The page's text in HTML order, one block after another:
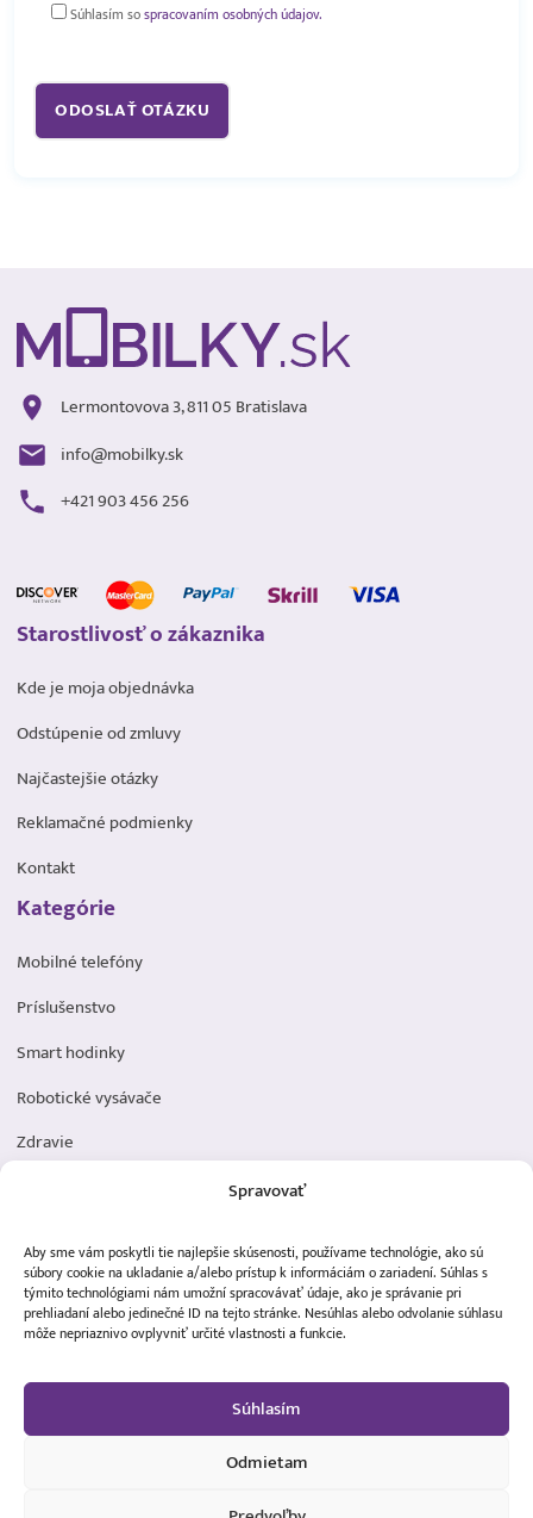
Spravovať
Aby sme vám poskytli tie najlepšie skúsenosti, používame technológie, ako sú
súbory cookie na ukladanie a/alebo prístup k informáciám o zariadení. Súhlas s
týmito technológiami nám umožní spracovávať údaje, ako je správanie pri
prehliadaní alebo jedinečné ID na tejto stránke. Nesúhlas alebo odvolanie súhlasu
môže nepriaznivo ovplyvniť určité vlastnosti a funkcie.
Súhlasím
Odmietam
Súhlasím sospracovaním osobných údajov.
Lermontovova 3, 811 05 Bratislava
info@mobilky.sk
+421 903 456 256
Starostlivosť o zákaznika
Kde je moja objednávka
Odstúpenie od zmluvy
Najčastejšie otázky
Reklamačné podmienky
Kontakt
Kategórie
Mobilné telefóny
Príslušenstvo
Smart hodinky
Robotické vysávače
Zdravie
Dôležité odkazy
Obchodné podmienky